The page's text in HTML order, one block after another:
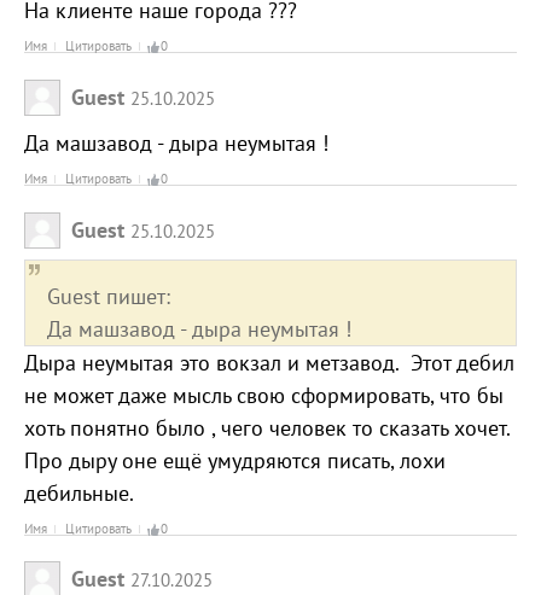
На клиенте наше города ???
Имя Цитировать 0
Guest 25.10.2025
Да машзавод - дыра неумытая !
Имя Цитировать 0
Guest 25.10.2025
Guest пишет:
Да машзавод - дыра неумытая !
Дыра неумытая это вокзал и метзавод. Этот дебил
не может даже мысль свою сформировать, что бы
хоть понятно было , чего человек то сказать хочет.
Про дыру оне ещё умудряются писать, лохи
дебильные.
Имя Цитировать 0
Guest 27.10.2025